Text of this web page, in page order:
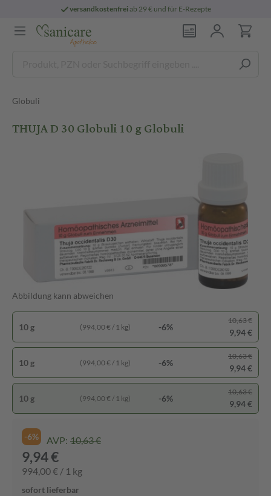
versandkostenfreiab 29 € und für E-Rezepte
Globuli
THUJA D 30 Globuli 10 g Globuli
Abbildung kann abweichen
10 g (994,00 € / 1 kg) -6%
10,63 €
9,94 €
10 g (994,00 € / 1 kg) -6%
10,63 €
9,94 €
10 g (994,00 € / 1 kg) -6%
10,63 €
9,94 €
-6% AVP: 10,63 €
9,94 €
994,00 € / 1 kg
sofort lieferbar